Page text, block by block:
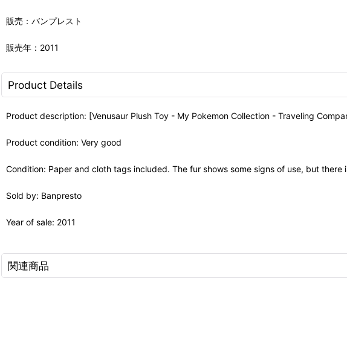
販売：バンプレスト
販売年：2011
Product Details
Product description: [Venusaur Plush Toy - My Pokemon Collection - Traveling
Product condition: Very good
Condition: Paper and cloth tags included. The fur shows some signs of use, but
Sold by: Banpresto
Year of sale: 2011
関連商品